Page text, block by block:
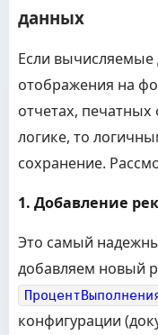
данных
Если
отображения на
отчетах,
логике, то
сохранение.
1. Добавление
Это самый
добавляем новый
конфигурации